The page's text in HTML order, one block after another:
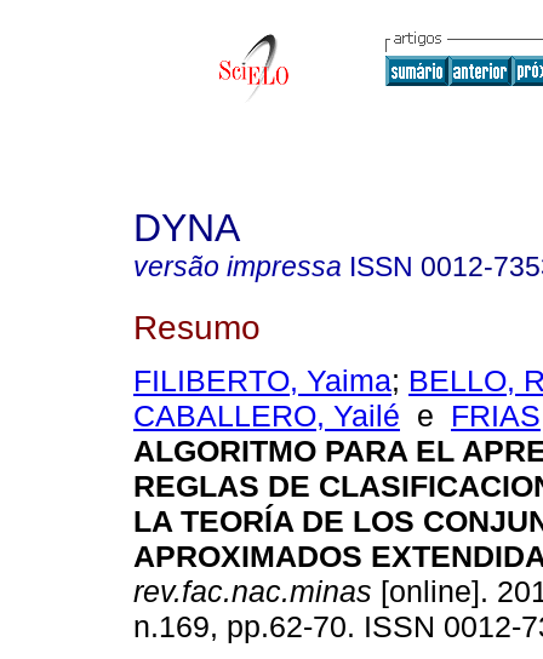
DYNA
versão impressa ISSN 0012-
Resumo
FILIBERTO, Yaima; BELLO,
CABALLERO, Yailé e
ALGORITMO PARA EL
REGLAS DE
LA TEORÍA DE LOS
APROXIMADOS
rev.fac.nac.minas [online].
n.169, pp.62-70. ISSN 0012-